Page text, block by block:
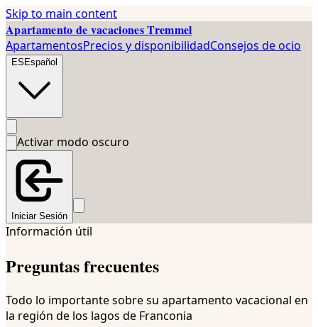
Skip to main content
Apartamento de vacaciones Tremmel
ApartamentosPrecios y disponibilidadConsejos de ocio
ES Español
Activar modo oscuro
Iniciar Sesión
Información útil
Preguntas frecuentes
Todo lo importante sobre su apartamento vacacional en
la región de los lagos de Franconia